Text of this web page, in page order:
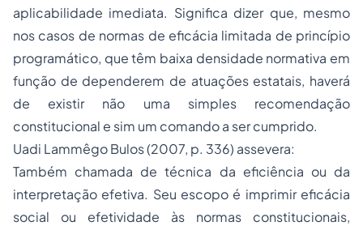
aplicabilidade imediata. Significa dizer que, mesmo
nos casos de normas de eficácia limitada de princípio
programático, que têm baixa densidade normativa em
função de dependerem de atuações estatais, haverá
de existir não uma simples recomendação
constitucional e sim um comando a ser cumprido.
Uadi Lammêgo Bulos (2007, p. 336) assevera:
Também chamada de técnica da eficiência ou da
interpretação efetiva. Seu escopo é imprimir eficácia
social ou efetividade às normas constitucionais,